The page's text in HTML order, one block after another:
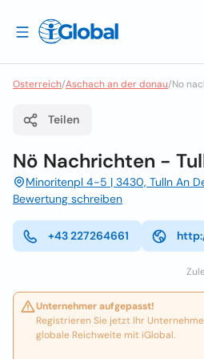
Osterreich/Aschach an der donau/No
Teilen
Nö Nachrichten -
Minoritenpl 4-5 | 3430, Tulln An
Bewertung schreiben
+43 227264661
Unternehmer aufgepasst!
Registrieren Sie jetzt Ihr
globale Reichweite mit iGlobal.